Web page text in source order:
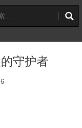
守护者